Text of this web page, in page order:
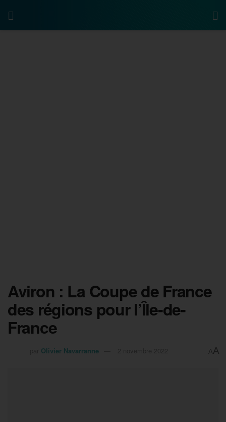
Aviron : La Coupe de France
des régions pour l’Île-de-
France
Olivier Navarranne AA